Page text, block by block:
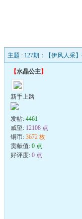
主题 : 127期：【伊风人采
【水晶公主】
新手上路
发帖: 4461
威望: 12108 点
铜币: 3672 枚
贡献值: 0 点
好评度: 0 点